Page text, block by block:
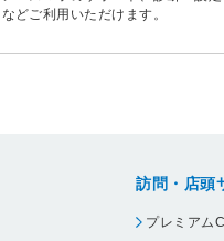
などご利用いただけます。
訪問・店頭
プレミアム